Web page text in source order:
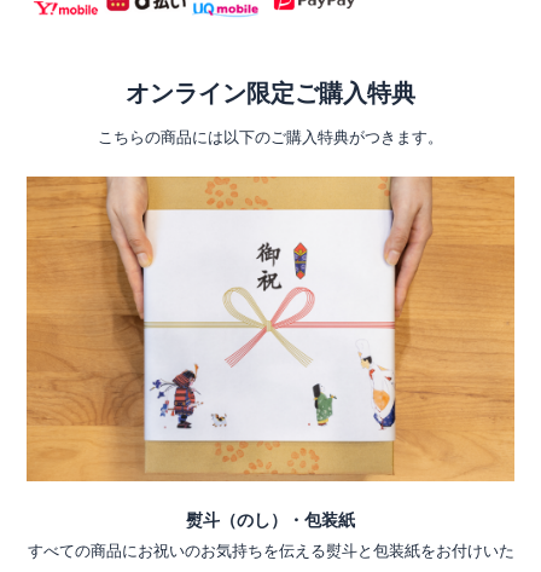
オンライン限定ご購入特典
こちらの商品には以下のご購入特典がつきます。
熨斗（のし）・包装紙
すべての商品にお祝いのお気持ちを伝える熨斗と包装紙をお付けいた